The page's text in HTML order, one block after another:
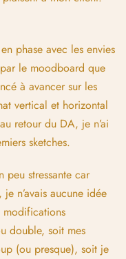
phase avec les envies
le moodboard que
à avancer sur les
vertical et horizontal
retour du DA, je n’ai
sketches.
peu stressante car
n’avais aucune idée
modifications
double, soit mes
(ou presque), soit je